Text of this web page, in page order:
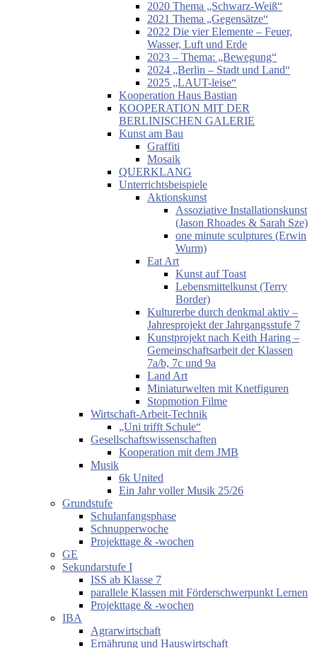
2020 Thema „Schwarz-Weiß“
2021 Thema „Gegensätze“
2022 Die vier Elemente – Feuer,
Wasser, Luft und Erde
2023 – Thema: „Bewegung“
2024 „Berlin – Stadt und Land“
2025 „LAUT-leise“
Kooperation Haus Bastian
KOOPERATION MIT DER
BERLINISCHEN GALERIE
Kunst am Bau
Graffiti
Mosaik
QUERKLANG
Unterrichtsbeispiele
Aktionskunst
Assoziative Installationskunst
(Jason Rhoades & Sarah Sze)
one minute sculptures (Erwin
Wurm)
Eat Art
Kunst auf Toast
Lebensmittelkunst (Terry
Border)
Kulturerbe durch denkmal aktiv –
Jahresprojekt der Jahrgangsstufe 7
Kunstprojekt nach Keith Haring –
Gemeinschaftsarbeit der Klassen
7a/b, 7c und 9a
Land Art
Miniaturwelten mit Knetfiguren
Stopmotion Filme
Wirtschaft-Arbeit-Technik
„Uni trifft Schule“
Gesellschaftswissenschaften
Kooperation mit dem JMB
Musik
6k United
Ein Jahr voller Musik 25/26
Grundstufe
Schulanfangsphase
Schnupperwoche
Projekttage & -wochen
GE
Sekundarstufe I
ISS ab Klasse 7
parallele Klassen mit Förderschwerpunkt Lernen
Projekttage & -wochen
IBA
Agrarwirtschaft
Ernährung und Hauswirtschaft